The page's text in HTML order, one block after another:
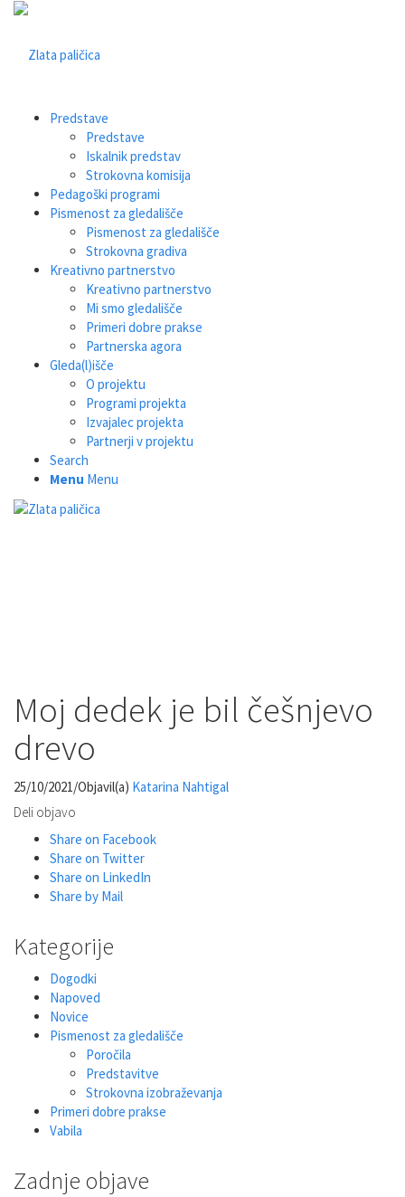
Predstave
Predstave
Iskalnik predstav
Strokovna komisija
Pedagoški programi
Pismenost za gledališče
Pismenost za gledališče
Strokovna gradiva
Kreativno partnerstvo
Kreativno partnerstvo
Mi smo gledališče
Primeri dobre prakse
Partnerska agora
Gleda(l)išče
O projektu
Programi projekta
Izvajalec projekta
Partnerji v projektu
Search
Menu Menu
Moj dedek je bil češnjevo
drevo
25/10/2021/Objavil(a) Katarina Nahtigal
Deli objavo
Share on Facebook
Share on Twitter
Share on LinkedIn
Share by Mail
Kategorije
Dogodki
Napoved
Novice
Pismenost za gledališče
Poročila
Predstavitve
Strokovna izobraževanja
Primeri dobre prakse
Vabila
Zadnje objave